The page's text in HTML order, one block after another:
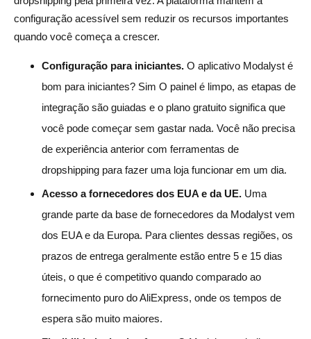
configuração acessível sem reduzir os recursos importantes
quando você começa a crescer.
Configuração para iniciantes. O aplicativo Modalyst é
bom para iniciantes? Sim O painel é limpo, as etapas de
integração são guiadas e o plano gratuito significa que
você pode começar sem gastar nada. Você não precisa
de experiência anterior com ferramentas de
dropshipping para fazer uma loja funcionar em um dia.
Acesso a fornecedores dos EUA e da UE. Uma
grande parte da base de fornecedores da Modalyst vem
dos EUA e da Europa. Para clientes dessas regiões, os
prazos de entrega geralmente estão entre 5 e 15 dias
úteis, o que é competitivo quando comparado ao
fornecimento puro do AliExpress, onde os tempos de
espera são muito maiores.